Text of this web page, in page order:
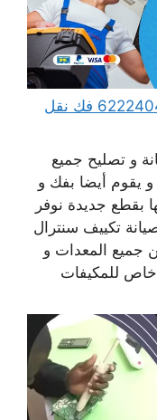
فني تكييف مركزي هندي الكويت 62224041 فك نقل
و تصليح جميع
و يقوم أيضا بفك و
بقطع جديدة نوفر
تكييف سنترال
جميع المعدات و
خاص للمكيفات